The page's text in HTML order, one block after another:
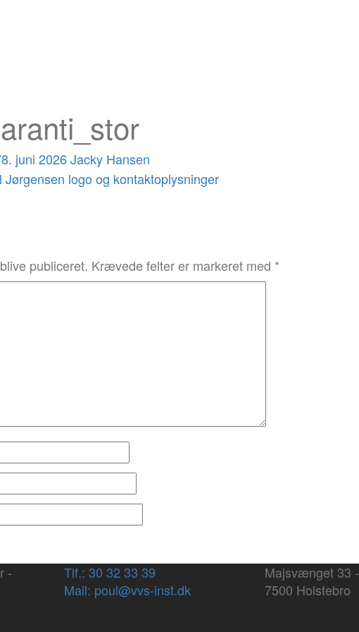
8. juni 2026Jacky Hansen
publiceret. Krævede felter er markeret med *
-
Tlf.: 30 32 33 39
Mail: poul@vvs-inst.dk
Majsvænget 33 -
7500 Holstebro